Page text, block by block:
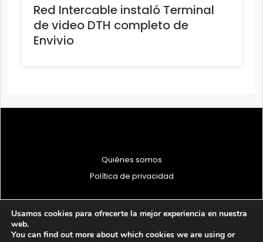
Red Intercable instaló Terminal
de video DTH completo de
Envivio
Quiénes somos
Política de privacidad
Usamos cookies para ofrecerte la mejor experiencia en nuestra
web.
You can find out more about which cookies we are using or